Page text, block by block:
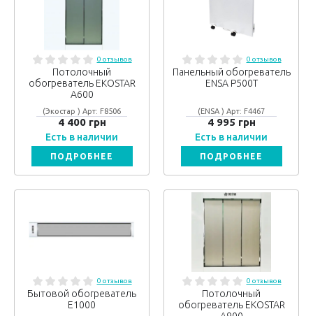
0 отзывов
Потолочный
обогреватель EKOSTAR
А600
(Экостар ) Арт: F8506
4 400 грн
Есть в наличии
ПОДРОБНЕЕ
0 отзывов
Панельный обогреватель
ENSA Р500T
(ENSA ) Арт: F4467
4 995 грн
Есть в наличии
ПОДРОБНЕЕ
0 отзывов
Бытовой обогреватель
Е1000
0 отзывов
Потолочный
обогреватель EKOSTAR